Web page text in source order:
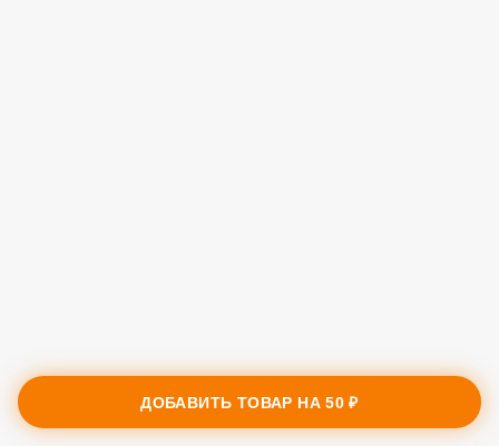
ДОБАВИТЬ ТОВАР НА50 ₽